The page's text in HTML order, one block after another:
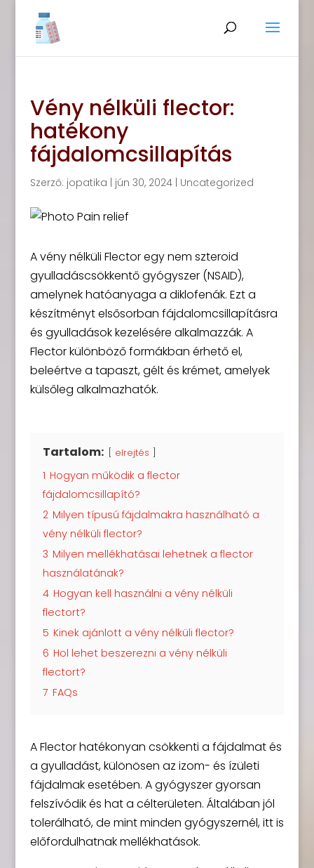
Vény nélküli flector:
hatékony
fájdalomcsillapítás
Szerző: jopatika jún 30, 2024| Uncategorized
A vény nélküli Flector egy nem szteroid
gyulladáscsökkentő gyógyszer (NSAID),
amelynek hatóanyaga a diklofenák. Ezt a
készítményt elsősorban fájdalomcsillapításra
és gyulladások kezelésére alkalmazzák. A
Flector különböző formákban érhető el,
beleértve a tapaszt, gélt és krémet, amelyek
külsőleg alkalmazhatók.
Tartalom: elrejtés
1 Hogyan működik a flector
fájdalomcsillapító?
2 Milyen típusú fájdalmakra használható a
vény nélküli flector?
3 Milyen mellékhatásai lehetnek a flector
használatának?
4 Hogyan kell használni a vény nélküli
flectort?
5 Kinek ajánlott a vény nélküli flector?
6 Hol lehet beszerezni a vény nélküli
flectort?
7 FAQs
A Flector hatékonyan csökkenti a fájdalmat és
a gyulladást, különösen az izom- és ízületi
fájdalmak esetében. A gyógyszer gyorsan
felszívódik és hat a célterületen. Általában jól
tolerálható, de mint minden gyógyszernél, itt is
előfordulhatnak mellékhatások.